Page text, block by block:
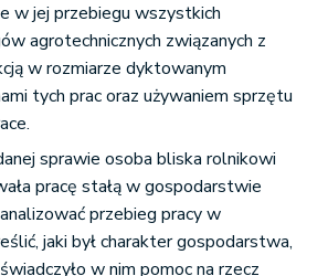
w jej przebiegu wszystkich
agrotechnicznych związanych z
w rozmiarze dyktowanym
tych prac oraz używaniem sprzętu
sprawie osoba bliska rolnikowi
pracę stałą w gospodarstwie
przebieg pracy w
jaki był charakter gospodarstwa,
w nim pomoc na rzecz